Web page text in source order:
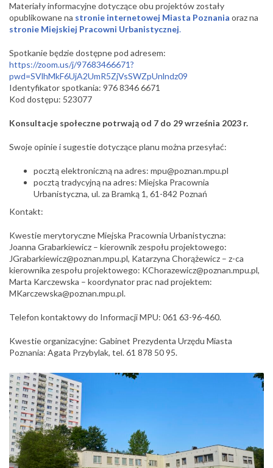
Materiały informacyjne dotyczące obu projektów zostały
opublikowane na stronie internetowej Miasta Poznania oraz na
stronie Miejskiej Pracowni Urbanistycznej.
Spotkanie będzie dostępne pod adresem:
https://zoom.us/j/97683466671?
pwd=SVlhMkF6UjA2UmR5ZjVsSWZpUnlndz09
Identyfikator spotkania: 976 8346 6671
Kod dostępu: 523077
Konsultacje społeczne potrwają od 7 do 29 września 2023 r.
Swoje opinie i sugestie dotyczące planu można przesyłać:
pocztą elektroniczną na adres: mpu@poznan.mpu.pl
pocztą tradycyjną na adres: Miejska Pracownia
Urbanistyczna, ul. za Bramką 1, 61-842 Poznań
Kontakt:
Kwestie merytoryczne Miejska Pracownia Urbanistyczna:
Joanna Grabarkiewicz – kierownik zespołu projektowego:
JGrabarkiewicz@poznan.mpu.pl, Katarzyna Chorążewicz – z-ca
kierownika zespołu projektowego: KChorazewicz@poznan.mpu.pl,
Marta Karczewska – koordynator prac nad projektem:
MKarczewska@poznan.mpu.pl.
Telefon kontaktowy do Informacji MPU: 061 63-96-460.
Kwestie organizacyjne: Gabinet Prezydenta Urzędu Miasta
Poznania: Agata Przybylak, tel. 61 878 50 95.